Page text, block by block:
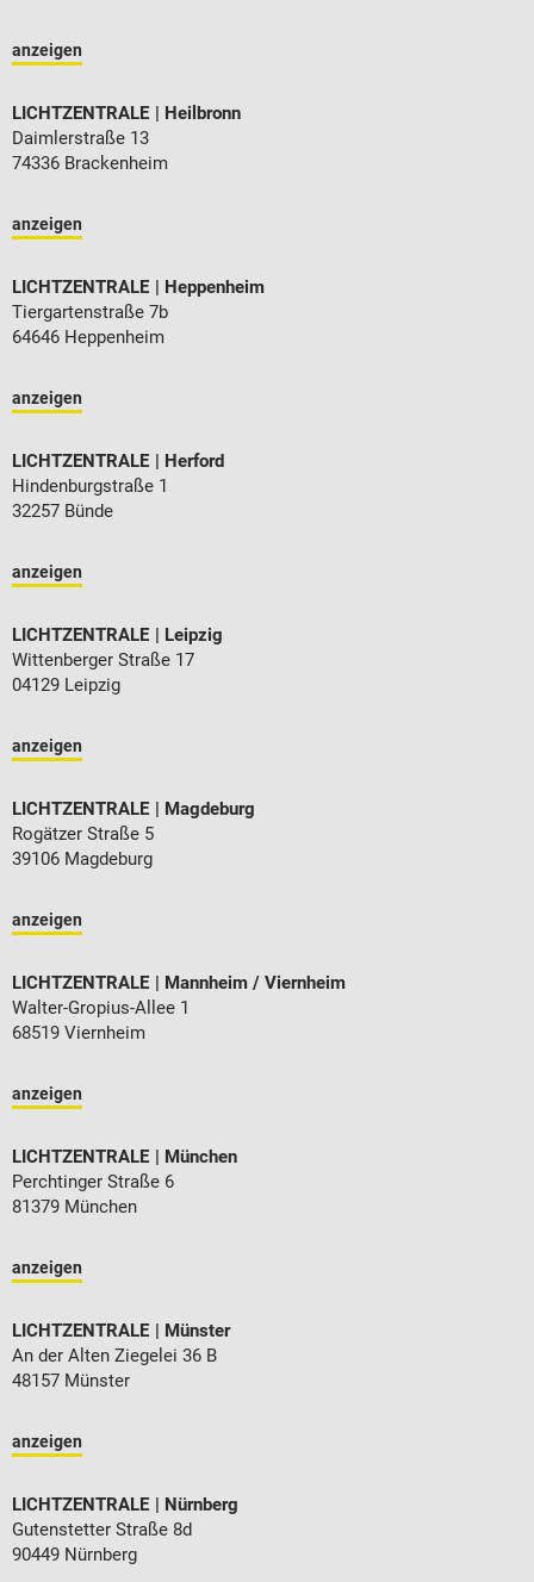
anzeigen
LICHTZENTRALE
Heilbronn
Daimlerstraße 13
74336 Brackenheim
anzeigen
LICHTZENTRALE
Heppenheim
Tiergartenstraße 7b
64646 Heppenheim
anzeigen
LICHTZENTRALE
Herford
Hindenburgstraße 1
32257 Bünde
anzeigen
LICHTZENTRALE
Leipzig
Wittenberger Straße 17
04129 Leipzig
anzeigen
LICHTZENTRALE
Magdeburg
Rogätzer Straße 5
39106 Magdeburg
anzeigen
LICHTZENTRALE
Mannheim / Viernheim
Walter-Gropius-Allee 1
68519 Viernheim
anzeigen
LICHTZENTRALE
München
Perchtinger Straße 6
81379 München
anzeigen
LICHTZENTRALE
Münster
An der Alten Ziegelei 36 B
48157 Münster
anzeigen
LICHTZENTRALE
Nürnberg
Gutenstetter Straße 8d
90449 Nürnberg